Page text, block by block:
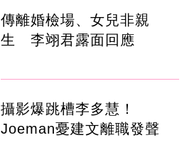
傳離婚檢場、女兒非親
生 李翊君露面回應
攝影爆跳槽李多慧！
Joeman憂建文離職發聲